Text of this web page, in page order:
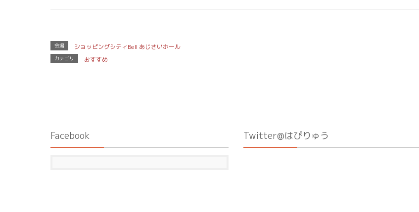
会場 ショッピングシティBell あじさいホール
カテゴリ おすすめ
Facebook Twitter@はぴりゅう